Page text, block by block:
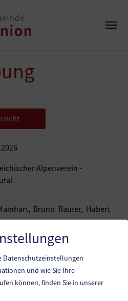
Alpenverein -
Bruno Rauter, Hubert
Datenschutzeinstellungen
und wie Sie Ihre
können, finden Sie in unserer